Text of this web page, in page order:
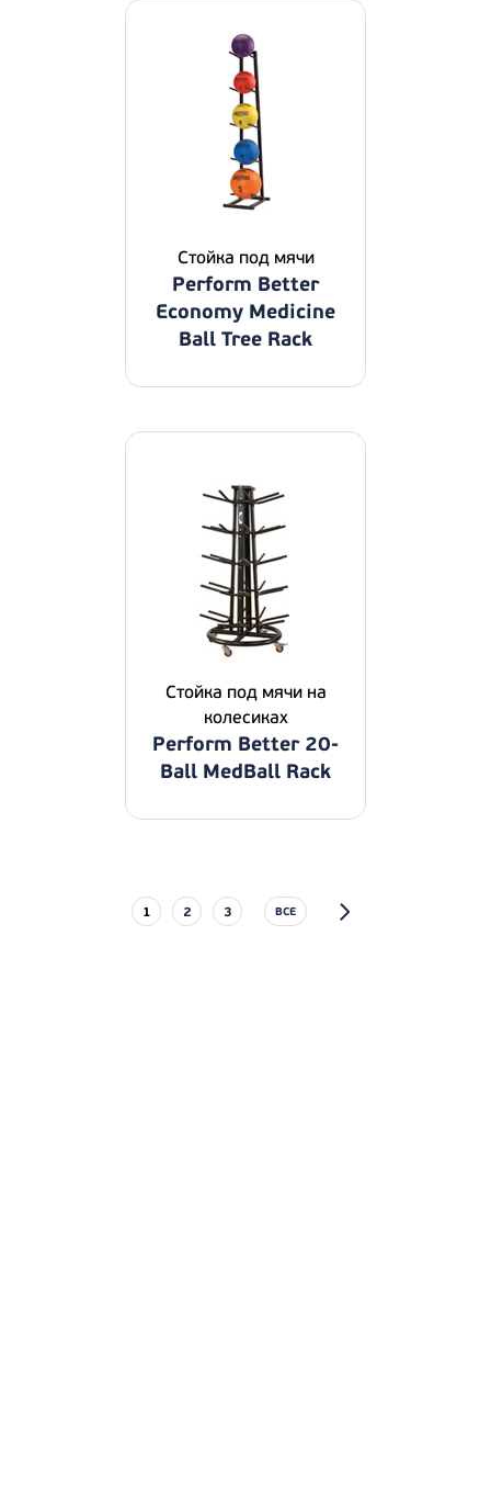
Стойка под мячи
Perform Better
Economy Medicine
Ball Tree Rack
Стойка под мячи на
колесиках
Perform Better 20-
Ball MedBall Rack
1 2 3 ВСЕ